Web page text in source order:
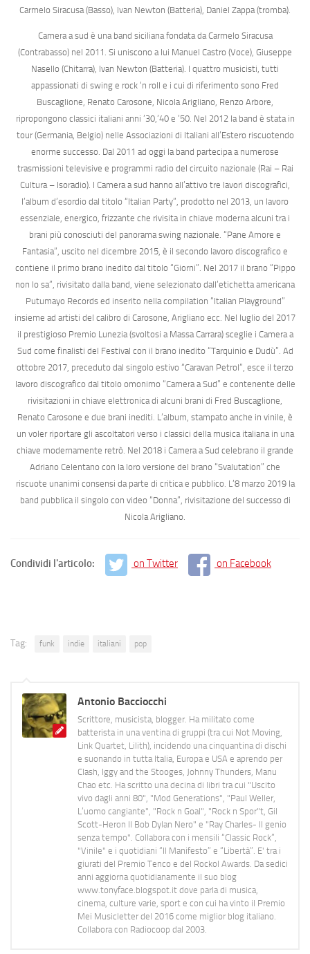
Carmelo Siracusa(Basso), Ivan Newton (Batteria), Daniel Zappa(tromba).
Camera a sud è una band siciliana fondata daCarmelo Siracusa
(Contrabasso) nel 2011. Si uniscono a lui Manuel Castro (Voce), Giuseppe
Nasello (Chitarra), Ivan Newton (Batteria). I quattro musicisti, tutti
appassionati di swing e rock ‘n roll e i cui di riferimento sono Fred
Buscaglione, Renato Carosone, Nicola Arigliano, Renzo Arbore,
ripropongono classici italiani anni ’30,’40 e ’50. Nel 2012 la band è stata in
tour (Germania, Belgio) nelle Associazioni di Italiani all’Estero riscuotendo
enorme successo. Dal 2011 ad oggi la band partecipa a numerose
trasmissioni televisive e programmi radio del circuito nazionale (Rai – Rai
Cultura – Isoradio). I Camera a sud hanno all’attivo tre lavori discografici,
l’album d’esordio dal titolo “Italian Party”, prodotto nel 2013, un lavoro
essenziale, energico, frizzante che rivisita in chiave moderna alcuni tra i
brani più conosciuti del panorama swing nazionale. “Pane Amore e
Fantasia”, uscito nel dicembre 2015, è il secondo lavoro discografico e
contiene il primo brano inedito dal titolo “Giorni”. Nel 2017 il brano “Pippo
non lo sa”, rivisitato dalla band, viene selezionato dall’etichetta americana
Putumayo Records ed inserito nella compilation “Italian Playground”
insieme ad artisti del calibro di Carosone, Arigliano ecc. Nel luglio del 2017
il prestigioso Premio Lunezia(svoltosi a Massa Carrara) sceglie i Camera a
Sud come finalisti del Festival con il brano inedito “Tarquinio e Dudù”. Ad
ottobre 2017, preceduto dal singolo estivo “Caravan Petrol”, esce il terzo
lavoro discografico dal titolo omonimo “Camera a Sud” e contenente delle
rivisitazioni in chiave elettronica di alcuni brani di Fred Buscaglione,
Renato Carosone e due brani inediti. L’album, stampato anche in vinile, è
un voler riportare gli ascoltatori verso i classici della musica italiana in una
chiave modernamente retrò. Nel 2018 i Camera a Sud celebrano il grande
Adriano Celentano con la loro versione del brano “Svalutation” che
riscuote unanimi consensi da parte di critica e pubblico. L’8 marzo 2019 la
band pubblica il singolo con video “Donna”, rivisitazione del successo di
Nicola Arigliano.
Condividi l'articolo: on Twitter on Facebook
Tag: funk indie italiani pop
Antonio Bacciocchi
Scrittore, musicista, blogger. Ha militato come
batterista in una ventina di gruppi (tra cui Not Moving,
Link Quartet, Lilith), incidendo una cinquantina di dischi
e suonando in tutta Italia, Europa e USA e aprendo per
Clash, Iggy and the Stooges, Johnny Thunders, Manu
Chao etc. Ha scritto una decina di libri tra cui "Uscito
vivo dagli anni 80", "Mod Generations", "Paul Weller,
L’uomo cangiante", "Rock n Goal", "Rock n Spor"t, Gil
Scott-Heron Il Bob Dylan Nero" e "Ray Charles- Il genio
senza tempo". Collabora con i mensili “Classic Rock”,
"Vinile" e i quotidiani “Il Manifesto” e “Libertà”. E' tra i
giurati del Premio Tenco e del Rockol Awards. Da sedici
anni aggiorna quotidianamente il suo blog
www.tonyface.blogspot.it dove parla di musica,
cinema, culture varie, sport e con cui ha vinto il Premio
Mei Musicletter del 2016 come miglior blog italiano.
Collabora con Radiocoop dal 2003.